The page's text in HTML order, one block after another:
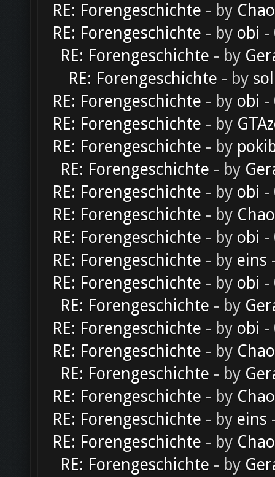
RE: Forengeschichte - by
RE: Forengeschichte - by obi -
RE: Forengeschichte - by
RE: Forengeschichte - by
RE: Forengeschichte - by obi -
RE: Forengeschichte - by
RE: Forengeschichte - by
RE: Forengeschichte - by
RE: Forengeschichte - by obi -
RE: Forengeschichte - by
RE: Forengeschichte - by obi -
RE: Forengeschichte - by eins
RE: Forengeschichte - by obi -
RE: Forengeschichte - by
RE: Forengeschichte - by obi -
RE: Forengeschichte - by
RE: Forengeschichte - by
RE: Forengeschichte - by
RE: Forengeschichte - by eins
RE: Forengeschichte - by
RE: Forengeschichte - by